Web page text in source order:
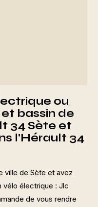
ou
bassin de
34 Sète et
l'Hérault 34
ville de Sète et avez
vélo électrique : Jlc
de vous rendre